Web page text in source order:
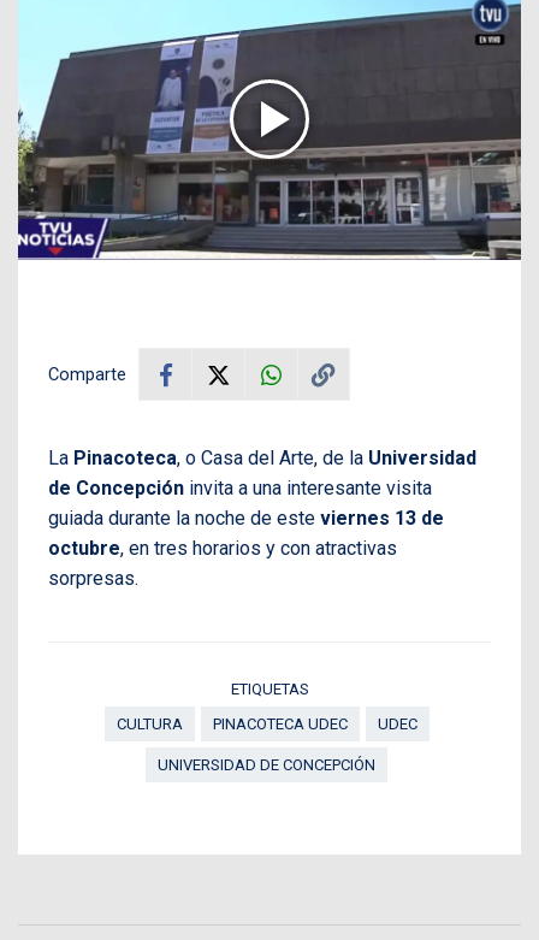
Comparte
La Pinacoteca, o Casa del Arte, de la Universidad
de Concepción invita a una interesante visita
guiada durante la noche de este viernes 13 de
octubre, en tres horarios y con atractivas
sorpresas.
ETIQUETAS
CULTURA
PINACOTECA UDEC UDEC
UNIVERSIDAD DE CONCEPCIÓN